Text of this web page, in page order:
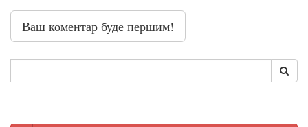
Ваш коментар буде першим!